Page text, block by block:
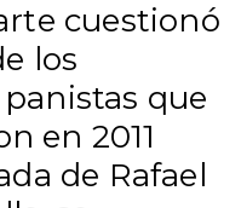
cuestionó
los
que
en 2011
de Rafael